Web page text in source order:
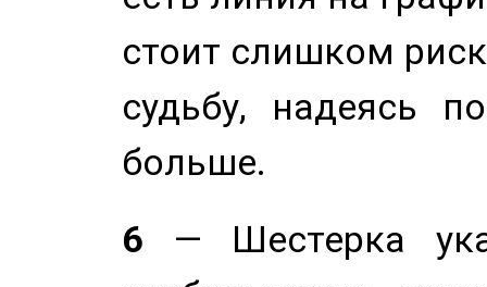
стоит слишком
судьбу, надеясь
больше.
6 — Шестерка